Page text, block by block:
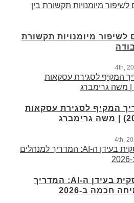
מיומנויות תקשורת
המקיף לסגירת עסקאות
אסטרטגיה עסקית בעידן ה-AI: המדריך
חכמה ב-2026